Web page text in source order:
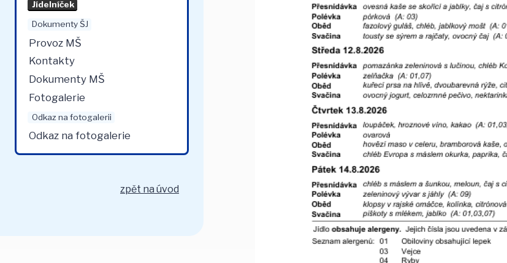
Jídelníček
Dokumenty ŠJ
Provoz MŠ
Kontakty
Dokumenty MŠ
Fotogalerie
Odkaz na fotogalerii
Odkaz na fotogalerie
zpět na úvod